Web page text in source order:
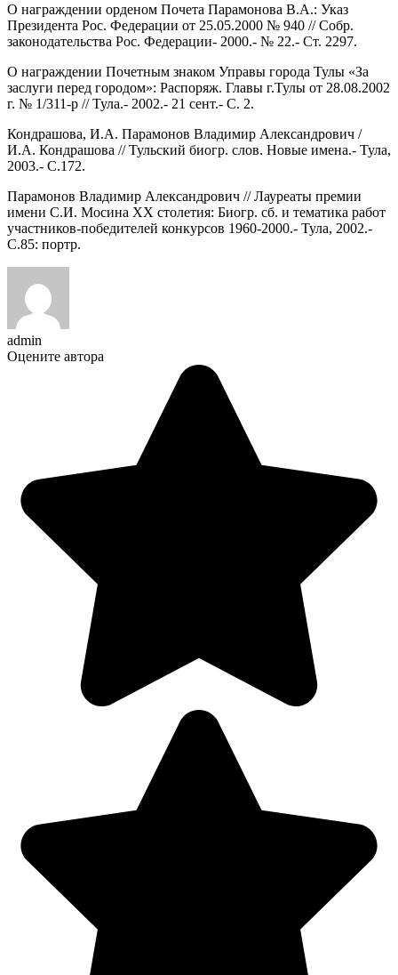
О награждении орденом Почета Парамонова В.А.: Указ
Президента Рос. Федерации от 25.05.2000 № 940 // Собр.
законодательства Рос. Федерации- 2000.- № 22.- Ст. 2297.
О награждении Почетным знаком Управы города Тулы «За
заслуги перед городом»: Распоряж. Главы г.Тулы от 28.08.2002
г. № 1/311-р // Тула.- 2002.- 21 сент.- С. 2.
Кондрашова, И.А. Парамонов Владимир Александрович /
И.А. Кондрашова // Тульский биогр. слов. Новые имена.- Тула,
2003.- С.172.
Парамонов Владимир Александрович // Лауреаты премии
имени С.И. Мосина XX столетия: Биогр. сб. и тематика работ
участников-победителей конкурсов 1960-2000.- Тула, 2002.-
С.85: портр.
admin
Оцените автора